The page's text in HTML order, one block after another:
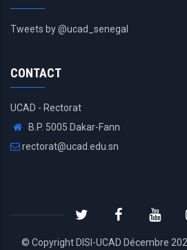
Tweets by @ucad_senegal
CONTACT
UCAD - Rectorat
B.P. 5005 Dakar-Fann
rectorat@ucad.edu.sn
© Copyright DISI -UCAD Décembre